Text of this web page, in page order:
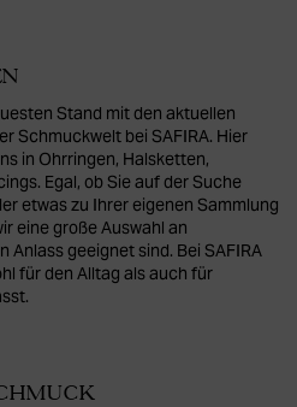
Stand mit den aktuellen
Schmuckwelt bei SAFIRA. Hier
in Ohrringen, Halsketten,
Egal, ob Sie auf der Suche
etwas zu Ihrer eigenen Sammlung
eine große Auswahl an
geeignet sind. Bei SAFIRA
für den Alltag als auch für